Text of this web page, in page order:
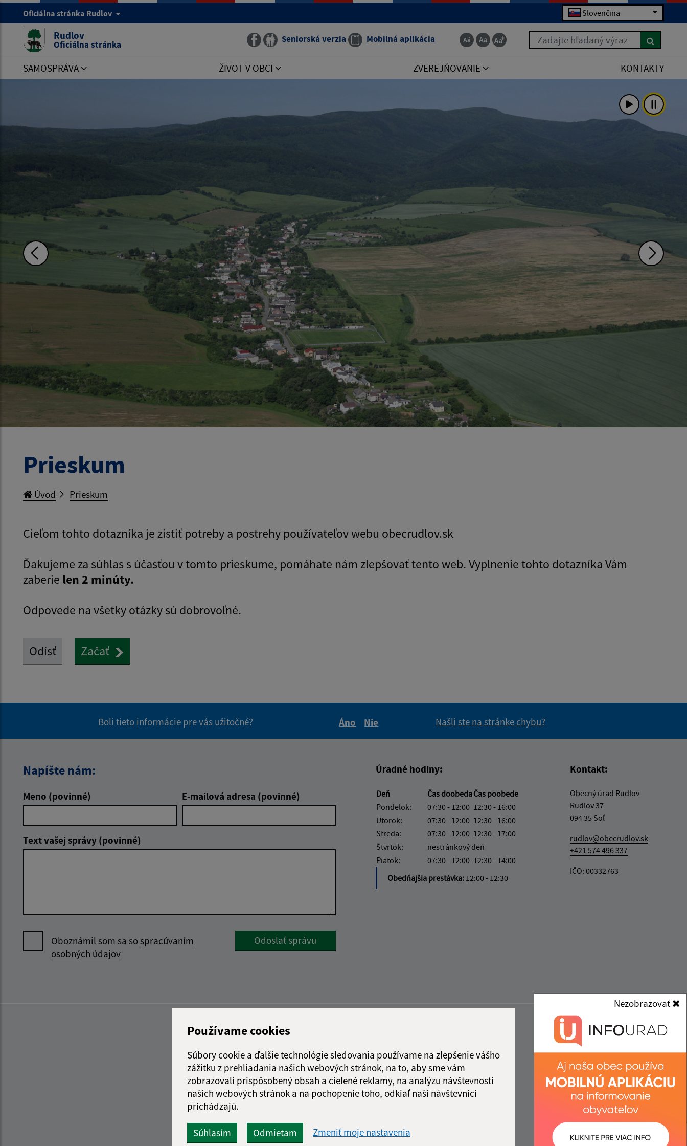
Používame cookies
Súbory cookie a ďalšie technológie sledovania používame na zlepšenie vášho
zážitku z prehliadania našich webových stránok, na to, aby sme vám
zobrazovali prispôsobený obsah a cielené reklamy, na analýzu návštevnosti
našich webových stránok a na pochopenie toho, odkiaľ naši návštevníci
prichádzajú.
Súhlasím Odmietam Zmeniť moje nastavenia
Nezobrazovať
Oficiálna stránka Rudlov Slovenčina
Rudlov
Oficiálna stránka Seniorská verzia Mobilná aplikácia Zadajte hľadaný výraz
SAMOSPRÁVA ŽIVOT V OBCI ZVEREJŇOVANIE KONTAKTY
Prieskum
Úvod Prieskum
Cieľom tohto dotazníka je zistiť potreby a postrehy používateľov webu obecrudlov.sk
Ďakujeme za súhlas s účasťou v tomto prieskume, pomáhate nám zlepšovať tento web. Vyplnenie tohto dotazníka Vám
zaberie len 2 minúty.
Odpovede na všetky otázky sú dobrovoľné.
Odísť Začať
Boli tieto informácie pre vás užitočné?
Áno
Nie
Našli ste na stránke chybu?
Napíšte nám:
Meno (povinné) E-mailová adresa (povinné)
Text vašej správy (povinné)
Oboznámil som sa sospracúvaním
osobných údajov
Odoslať správu
Úradné hodiny:
Deň Čas doobedaČas poobede
Pondelok:
07:30 - 12:00 12:30 - 16:00
Utorok:
07:30 - 12:00 12:30 - 16:00
Streda:
07:30 - 12:00 12:30 - 17:00
Štvrtok:
nestránkový deň
Piatok:
07:30 - 12:00 12:30 - 14:00
Obedňajšia prestávka: 12:00 - 12:30
Kontakt:
Obecný úrad Rudlov
Rudlov 37
094 35 Soľ
rudlov@obecrudlov.sk
+421 574 496 337
IČO: 00332763